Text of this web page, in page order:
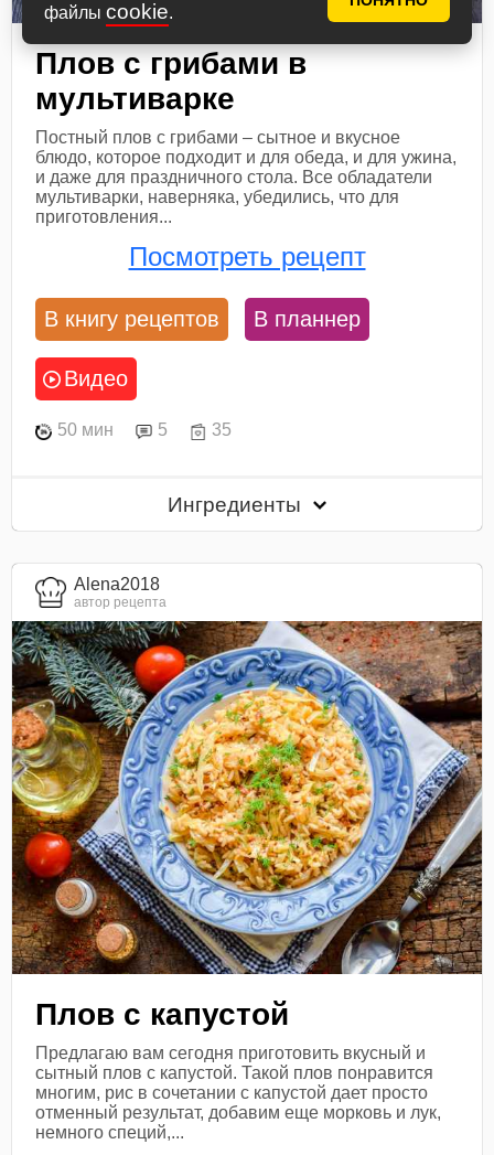
файлы cookie.
Плов с грибами в
мультиварке
Постный плов с грибами – сытное и вкусное
блюдо, которое подходит и для обеда, и для ужина,
и даже для праздничного стола. Все обладатели
мультиварки, наверняка, убедились, что для
приготовления...
Посмотреть рецепт
В книгу рецептов В планнер
Видео
50 мин 5 35
Ингредиенты
Alena2018
автор рецепта
Плов с капустой
Предлагаю вам сегодня приготовить вкусный и
сытный плов с капустой. Такой плов понравится
многим, рис в сочетании с капустой дает просто
отменный результат, добавим еще морковь и лук,
немного специй,...